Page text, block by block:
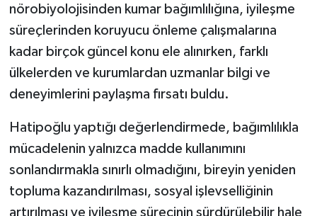
nörobiyolojisinden kumar bağımlılığına, iyileşme
süreçlerinden koruyucu önleme çalışmalarına
kadar birçok güncel konu ele alınırken, farklı
ülkelerden ve kurumlardan uzmanlar bilgi ve
deneyimlerini paylaşma fırsatı buldu.
Hatipoğlu yaptığı değerlendirmede, bağımlılıkla
mücadelenin yalnızca madde kullanımını
sonlandırmakla sınırlı olmadığını, bireyin yeniden
topluma kazandırılması, sosyal işlevselliğinin
artırılması ve iyileşme sürecinin sürdürülebilir hale